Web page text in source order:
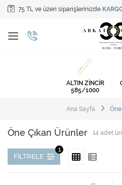
75 TL ve üzeri siparişlerinizde
Tüm
ALTIN ZİNCİR
ALTIN ZİNCİR
585/1000
Ana Sayfa
Öne Çıkan Ürünler 14 adet
FILTRELE